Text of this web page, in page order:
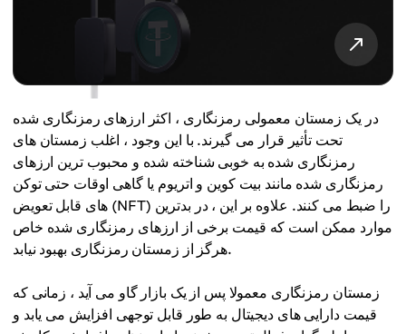
در یک زمستان معمولی رمزنگاری ، اکثر ارزهای رمزنگاری شده
تحت تأثیر قرار می گیرند. با این وجود ، اغلب زمستان های
رمزنگاری شده به خوبی شناخته شده و محبوب ترین ارزهای
رمزنگاری شده مانند بیت کوین و اتریوم یا گاهی اوقات حتی توکن
های قابل تعویض (NFT) را ضبط می کنند. علاوه بر این ، در بدترین
موارد ممکن است که قیمت برخی از ارزهای رمزنگاری شده خاص
هرگز از زمستان رمزنگاری بهبود نیابد.
زمستان رمزنگاری معمولا پس از یک بازار گاو می آید ، زمانی که
قیمت دارایی های دیجیتال به طور قابل توجهی افزایش می یابد و